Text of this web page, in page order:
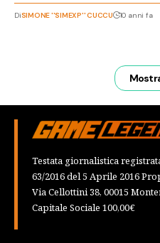
DiSIMONE ''SIMEXP'' CUCCU 10 anni fa
Testata giornalistica
63/2016 del 5 Aprile 2016
Via Cellottini 38, 00015
Capitale Sociale 100,00€